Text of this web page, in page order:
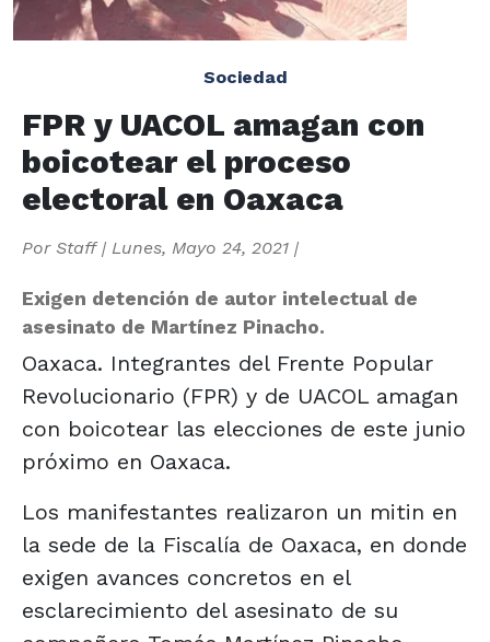
Sociedad
FPR y UACOL amagan con
boicotear el proceso
electoral en Oaxaca
Por Staff| Lunes, Mayo 24, 2021 |
Exigen detención de autor intelectual de
asesinato de Martínez Pinacho.
Oaxaca. Integrantes del Frente Popular
Revolucionario (FPR) y de UACOL amagan
con boicotear las elecciones de este junio
próximo en Oaxaca.
Los manifestantes realizaron un mitin en
la sede de la Fiscalía de Oaxaca, en donde
exigen avances concretos en el
esclarecimiento del asesinato de su